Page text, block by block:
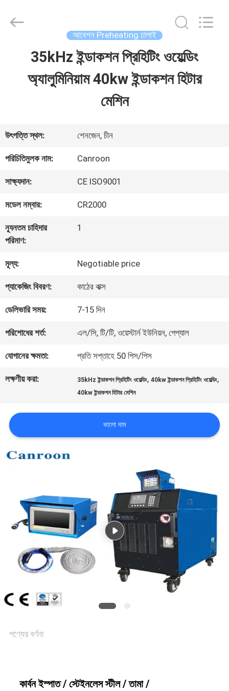
আমাদের
সম্পর্কে
কারখানা
ভ্রমণ
নিয়ন্ত্রণ
আমাদের
সাথে
যোগাযোগ
করুন
উদ্ধৃতির
জন্য
আবেদন
ম্যাপ
গোপনীয়তা
Electrical
Appliances
আবেশন Preheating ঢালাই
35kHz ইন্ডাকশন প্রিহিটিং ওয়েল্ডিং
অ্যালুমিনিয়াম 40kw ইন্ডাকশন হিটার
মেশিন
উৎপত্তি স্থল: শেনজেন, চীন
পরিচিতিমুলক নাম: Canroon
সাক্ষ্যদান: CE ISO9001
মডেল নম্বার: CR2000
ন্যূনতম চাহিদার
পরিমাণ:
1
মূল্য: Negotiable price
প্যাকেজিং বিবরণ: কাঠের বাক্স
ডেলিভারি সময়: 7-15 দিন
পরিশোধের শর্ত: এল/সি, টি/টি, ওয়েস্টার্ন ইউনিয়ন, পেপ্যাল
যোগানের ক্ষমতা: প্রতি সপ্তাহে 50 পিস/পিস
লক্ষণীয় করা: 35kHz ইন্ডাকশন প্রিহিটিং ওয়েল্ডিং,40kw ইন্ডাকশন প্রিহিটিং ওয়েল্ডিং,
40kw ইন্ডাকশন হিটার মেশিন
ভালো দাম
পণ্যের বর্ণনা
কার্বন ইস্পাত / স্টেইনলেস স্টীল / তামা /